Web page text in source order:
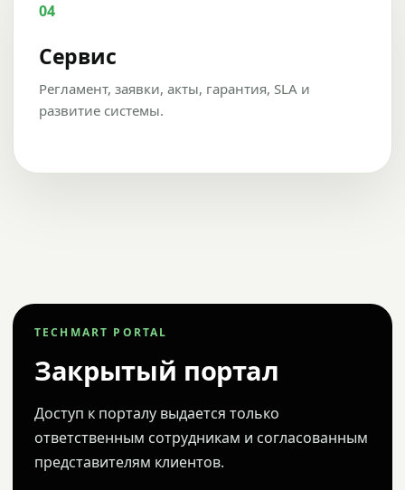
04
Сервис
Регламент, заявки, акты, гарантия, SLA и
развитие системы.
TECHMART PORTAL
Закрытый портал
Доступ к порталу выдается только
ответственным сотрудникам и согласованным
представителям клиентов.